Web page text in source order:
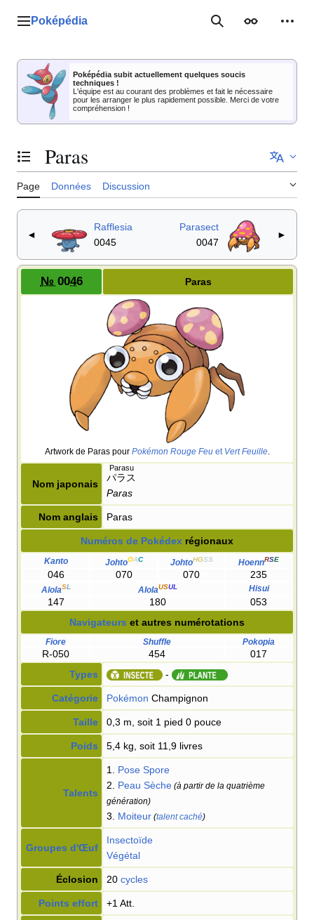
Menu principal
Poképédia RechercherApparence
Poképédia subit actuellement quelques soucis
techniques !
L'équipe est au courant des problèmes et fait le nécessaire
pour les arranger le plus rapidement possible. Merci de votre
compréhension !
Basculer la table des matières
Paras
Page Données Discussion
◄
Rafflesia
0045
Parasect
0047
►
№ 0046 Paras
Artwork de Paras pour Pokémon Rouge Feuet Vert Feuille.
Nom japonais
パラス
Parasu
Paras
Nom anglais Paras
Numéros de Pokédex régionaux
Kanto JohtoOAC JohtoHGSS HoennRSE
046 070 070 235
AlolaSL AlolaUSUL Hisui
147 180
053
Navigateurs et autres numérotations
Fiore Shuffle Pokopia
R-050 454
017
Types
-
Catégorie Pokémon Champignon
Taille 0,3 m, soit 1 pied 0 pouce
Poids 5,4 kg, soit 11,9 livres
Talents
1. Pose Spore
2. Peau Sèche (à partir de la quatrième
génération)
3. Moiteur (talent caché)
Groupes d'Œuf
Insectoïde
Végétal
Éclosion 20 cycles
Points effort +1 Att.